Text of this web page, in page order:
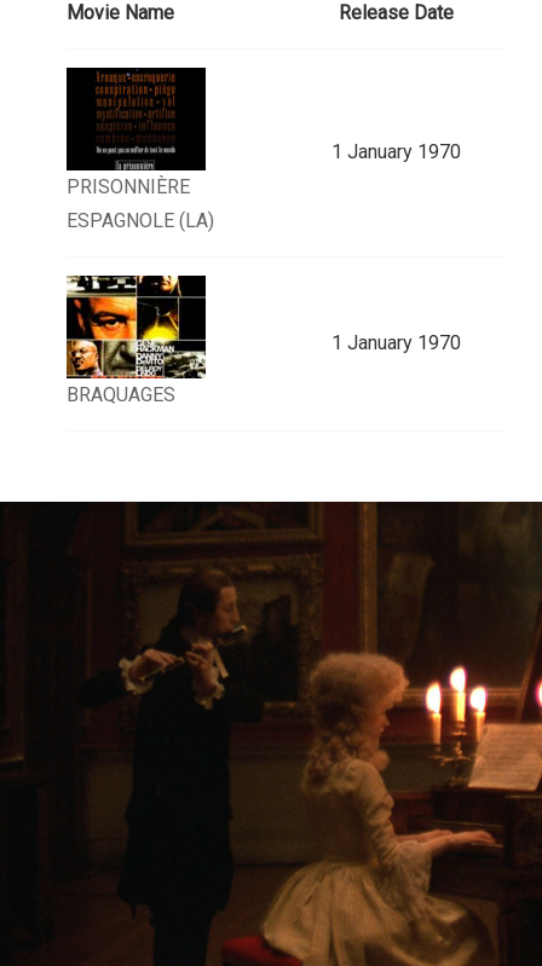
Movie Name Release Date
PRISONNIÈRE
ESPAGNOLE (LA)
1 January 1970
BRAQUAGES
1 January 1970